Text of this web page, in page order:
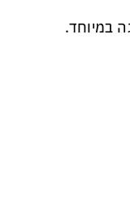
במיוחד.